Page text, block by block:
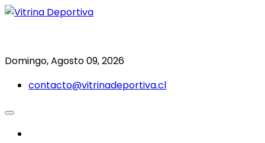
Saltar
Domingo, Agosto 09, 2026
contacto@vitrinadeportiva.cl